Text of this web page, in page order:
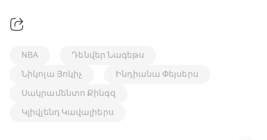
NBA
Դենվեր Նագեթս
Նիկոլա Յոկիչ
Ինդիանա Փեյսերս
Սակրամենտո Քինգզ
Կլիվլենդ Կավալիերս